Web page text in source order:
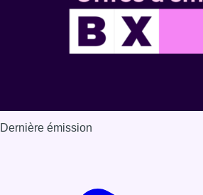
Dernière émission